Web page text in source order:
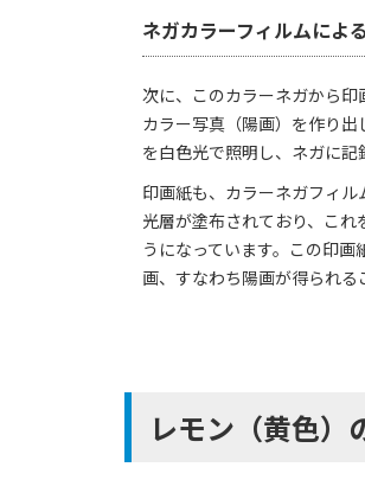
ネガカラーフィルムによ
次に、このカラーネガから
カラー写真（陽画）を作り
を白色光で照明し、ネガに記
印画紙も、カラーネガフィ
光層が塗布されており、こ
うになっています。この印画
画、すなわち陽画が得られる
レモン（黄色）